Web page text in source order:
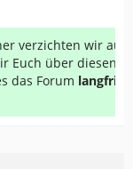
verzichten wir auf
Euch über diesen
das Forum